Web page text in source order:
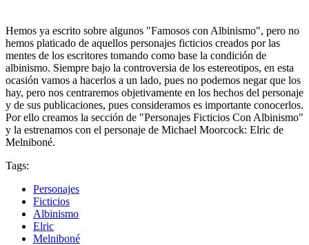
Hemos ya escrito sobre algunos "Famosos con Albinismo", pero no
hemos platicado de aquellos personajes ficticios creados por las
mentes de los escritores tomando como base la condición de
albinismo. Siempre bajo la controversia de los estereotipos, en esta
ocasión vamos a hacerlos a un lado, pues no podemos negar que los
hay, pero nos centraremos objetivamente en los hechos del personaje
y de sus publicaciones, pues consideramos es importante conocerlos.
Por ello creamos la sección de "Personajes Ficticios Con Albinismo"
y la estrenamos con el personaje de Michael Moorcock: Elric de
Melniboné.
Tags:
Personajes
Ficticios
Albinismo
Elric
Melniboné